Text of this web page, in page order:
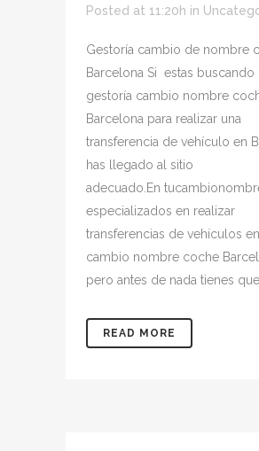
Posted at 11:20h in
Gestoría cambio de nombre
Barcelona Si estas buscando
gestoría cambio nombre
Barcelona para realizar una
transferencia de vehículo en
has llegado al sitio
adecuado.En
especializados en realizar
transferencias de vehículos
cambio nombre coche
pero antes de nada tienes
READ MORE